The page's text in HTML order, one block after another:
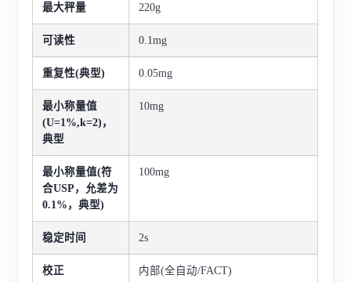
最大秤量 220g
可读性 0.1mg
重复性(典型) 0.05mg
最小称量值
(U=1%,k=2)，
典型
10mg
最小称量值(符
合USP，允差为
0.1%，典型)
100mg
稳定时间 2s
校正 内部(全自动/FACT)